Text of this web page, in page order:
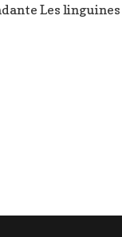
Les linguines